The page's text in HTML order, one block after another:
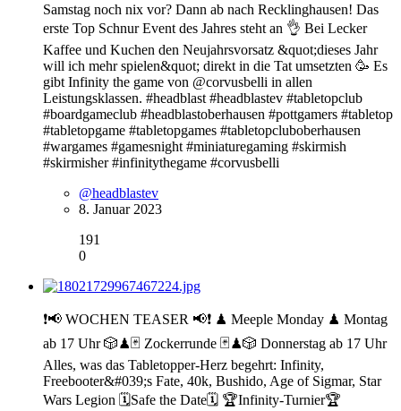
Samstag noch nix vor? Dann ab nach Recklinghausen! Das
erste Top Schnur Event des Jahres steht an 👌 Bei Lecker
Kaffee und Kuchen den Neujahrsvorsatz &quot;dieses Jahr
will ich mehr spielen&quot; direkt in die Tat umsetzten 🥳 Es
gibt Infinity the game von @corvusbelli in allen
Leistungsklassen. #headblast #headblastev #tabletopclub
#boardgameclub #headblastoberhausen #pottgamers #tabletop
#tabletopgame #tabletopgames #tabletopcluboberhausen
#wargames #gamesnight #miniaturegaming #skirmish
#skirmisher #infinitythegame #corvusbelli
@headblastev
8. Januar 2023
191
0
❗️📢 WOCHEN TEASER 📢❗️ ♟ Meeple Monday ♟ Montag
ab 17 Uhr 🎲♟🃏 Zockerrunde 🃏♟🎲 Donnerstag ab 17 Uhr
Alles, was das Tabletopper-Herz begehrt: Infinity,
Freebooter&#039;s Fate, 40k, Bushido, Age of Sigmar, Star
Wars Legion 🗓Safe the Date🗓 🏆Infinity-Turnier🏆